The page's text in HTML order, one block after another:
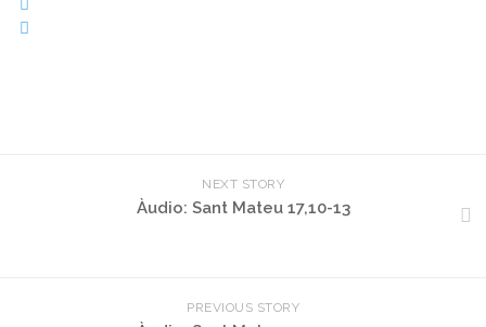
NEXT STORY
Àudio: Sant Mateu 17,10-13
PREVIOUS STORY